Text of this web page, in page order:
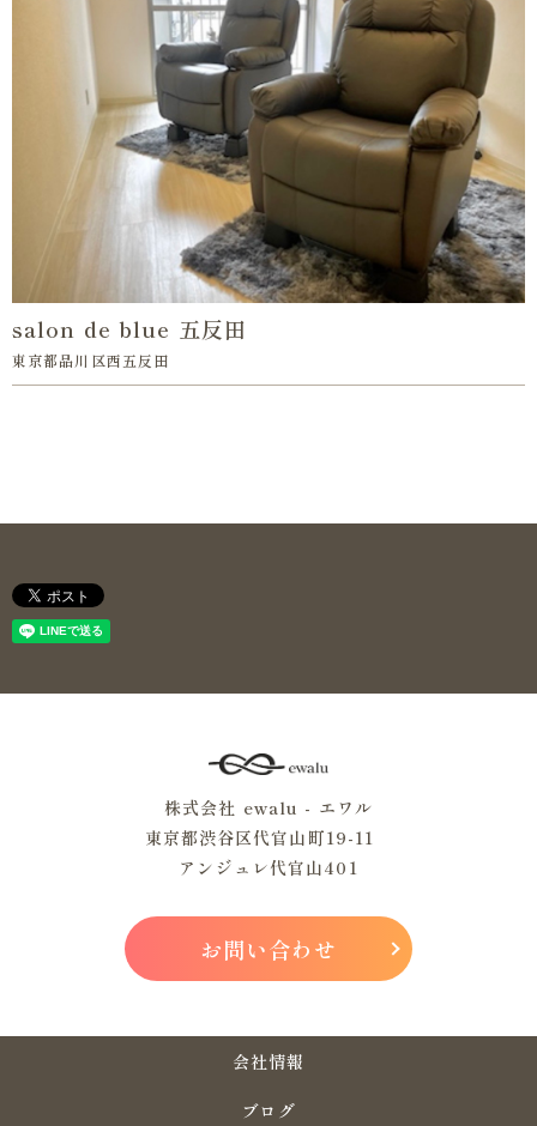
salon de blue 五反田
東京都品川区西五反田
株式会社 ewalu - エワル
東京都渋谷区代官山町19-11
アンジュレ代官山401
お問い合わせ
会社情報
ブログ